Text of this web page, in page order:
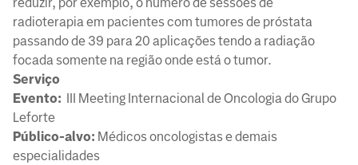
reduzir, por exemplo, o número de sessões de
radioterapia em pacientes com tumores de próstata
passando de 39 para 20 aplicações tendo a radiação
focada somente na região onde está o tumor.
Serviço
Evento: III Meeting Internacional de Oncologia do Grupo
Leforte
Público-alvo: Médicos oncologistas e demais
especialidades